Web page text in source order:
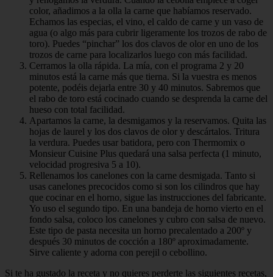
color, añadimos a la olla la carne que habíamos reservado.
Echamos las especias, el vino, el caldo de carne y un vaso de
agua (o algo más para cubrir ligeramente los trozos de rabo de
toro). Puedes “pinchar” los dos clavos de olor en uno de los
trozos de carne para localizarlos luego con más facilidad.
Cerramos la olla rápida. La mía, con el programa 2 y 20
minutos está la carne más que tierna. Si la vuestra es menos
potente, podéis dejarla entre 30 y 40 minutos. Sabremos que
el rabo de toro está cocinado cuando se desprenda la carne del
hueso con total facilidad.
Apartamos la carne, la desmigamos y la reservamos. Quita las
hojas de laurel y los dos clavos de olor y descártalos. Tritura
la verdura. Puedes usar batidora, pero con Thermomix o
Monsieur Cuisine Plus quedará una salsa perfecta (1 minuto,
velocidad progresiva 5 a 10).
Rellenamos los canelones con la carne desmigada. Tanto si
usas canelones precocidos como si son los cilindros que hay
que cocinar en el horno, sigue las instrucciones del fabricante.
Yo uso el segundo tipo. En una bandeja de horno vierto en el
fondo salsa, coloco los canelones y cubro con salsa de nuevo.
Este tipo de pasta necesita un horno precalentado a 200º y
después 30 minutos de cocción a 180º aproximadamente.
Sirve caliente y adorna con perejil o cebollino.
Si te ha gustado la receta y no quieres perderte las siguientes recetas,